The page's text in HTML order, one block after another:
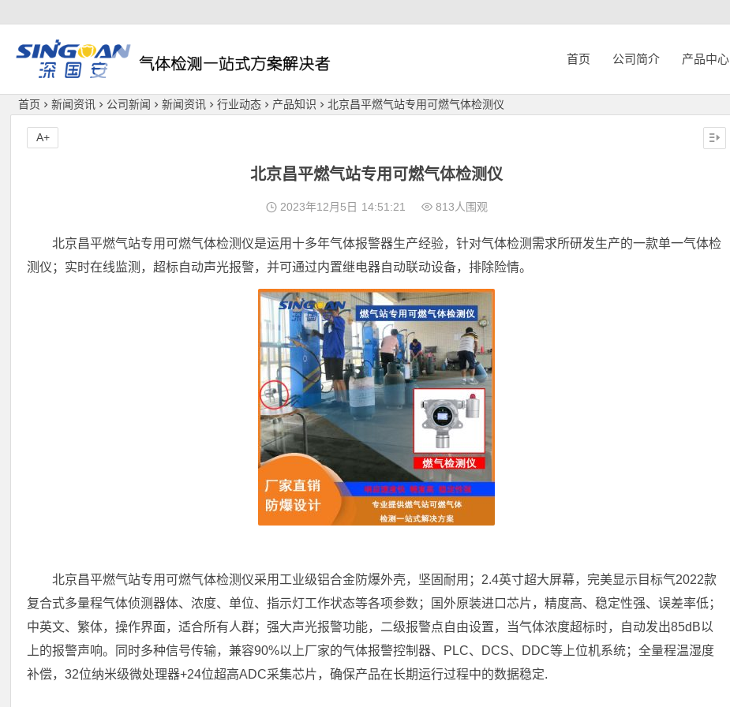
深国安
首页 公司简介 产品中心
首页 新闻资讯 公司新闻 新闻资讯 行业动态 产品知识 北京昌平燃气站专用可燃气体检测仪
北京昌平燃气站专用可燃气体检测仪
2023年12月5日 14:51:21 813人围观
北京昌平燃气站专用可燃气体检测仪是运用十多年气体报警器生产经验，针对气体检测需求所研发生产的一款单一气体检
测仪；实时在线监测，超标自动声光报警，并可通过内置继电器自动联动设备，排除险情。
北京昌平燃气站专用可燃气体检测仪采用工业级铝合金防爆外壳，坚固耐用；2.4英寸超大屏幕，完美显示目标气2022款
复合式多量程气体侦测器体、浓度、单位、指示灯工作状态等各项参数；国外原装进口芯片，精度高、稳定性强、误差率低；
中英文、繁体，操作界面，适合所有人群；强大声光报警功能，二级报警点自由设置，当气体浓度超标时，自动发出85dB以
上的报警声响。同时多种信号传输，兼容90%以上厂家的气体报警控制器、PLC、DCS、DDC等上位机系统；全量程温湿度
补偿，32位纳米级微处理器+24位超高ADC采集芯片，确保产品在长期运行过程中的数据稳定.
A+